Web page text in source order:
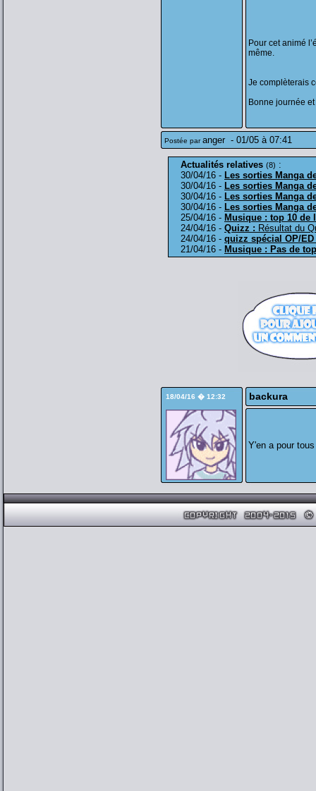
Pour cet animé
même.
Je complèterais
Bonne journée
Postée paranger - 01/05 à 07:41
Actualités relatives (8) :
30/04/16 - Les sorties Manga
30/04/16 - Les sorties Manga
30/04/16 - Les sorties Manga
30/04/16 - Les sorties Manga
25/04/16 - Musique : top 10 de
24/04/16 - Quizz : Résultat du
24/04/16 - quizz spécial OP/ED
21/04/16 - Musique : Pas de
18/04/16 � 12:32 backura
Y'en a pour